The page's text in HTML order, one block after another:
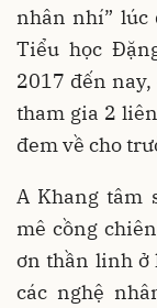
nhân nhí” lúc
Tiểu học
2017 đến
tham gia 2
đem về cho
A Khang tâm
mê cồng
ơn thần linh ở
các nghệ